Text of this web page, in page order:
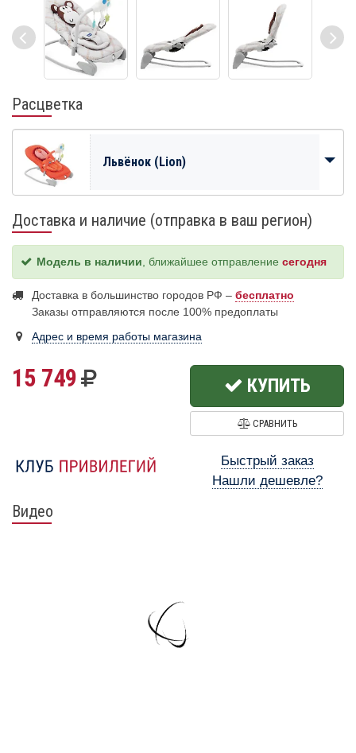
Расцветка
Львёнок (Lion)
Доставка и наличие (отправка в ваш регион)
Модель в наличии , ближайшее отправление сегодня
Доставка в большинство городов РФ – бесплатно
Заказы отправляются после 100% предоплаты
Адрес и время работы магазина
15 749 КУПИТЬ
СРАВНИТЬ
Быстрый заказ
Нашли дешевле?
Видео